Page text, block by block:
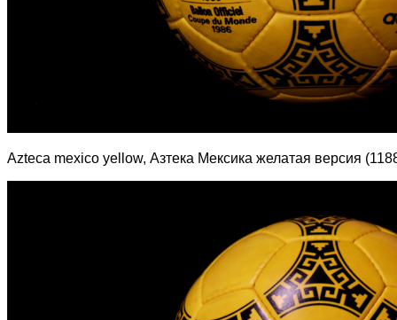
Azteca mexico yellow, Азтека Мексика желатая версия